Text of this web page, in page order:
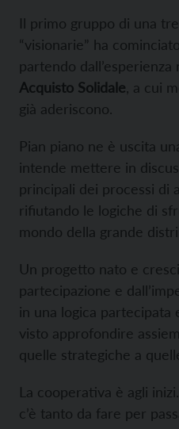
Il primo gruppo di una
“visionarie” ha
partendo dall’esperienza
Acquisto Solidale , a cui
già aderiscono.
Pian piano ne è uscita
intende mettere in
principali dei processi di
rifiutando le logiche di
mondo della grande
Un progetto nato e
partecipazione e
in una logica partecipata
visto approfondire
quelle strategiche a
La cooperativa è agli
c’è tanto da fare per